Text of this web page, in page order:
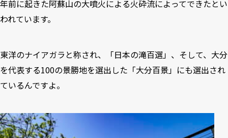
年前に起きた阿蘇山の大噴火による火砕流によってできたとい
われています。
東洋のナイアガラと称され、「日本の滝百選」、そして、大分
を代表する100の景勝地を選出した「大分百景」にも選出され
ているんですよ。